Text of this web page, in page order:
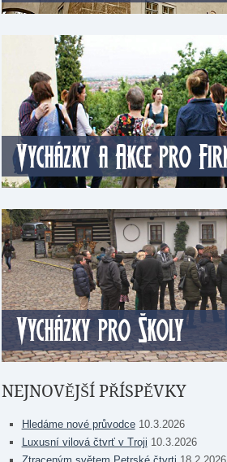
NEJNOVĚJŠÍ PŘÍSPĚVKY
Hledáme nové průvodce 10.3.2026
Luxusní vilová čtvrť v Troji 10.3.2026